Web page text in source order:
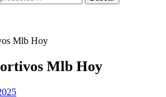
Mlb Hoy
Mlb Hoy